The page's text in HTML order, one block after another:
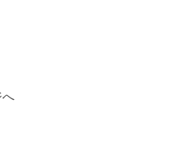
へ